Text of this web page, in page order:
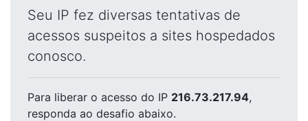
Seu IP fez diversas tentativas de
acessos suspeitos a sites hospedados
conosco.
Para liberar o acesso do IP 216.73.217.94,
responda ao desafio abaixo.